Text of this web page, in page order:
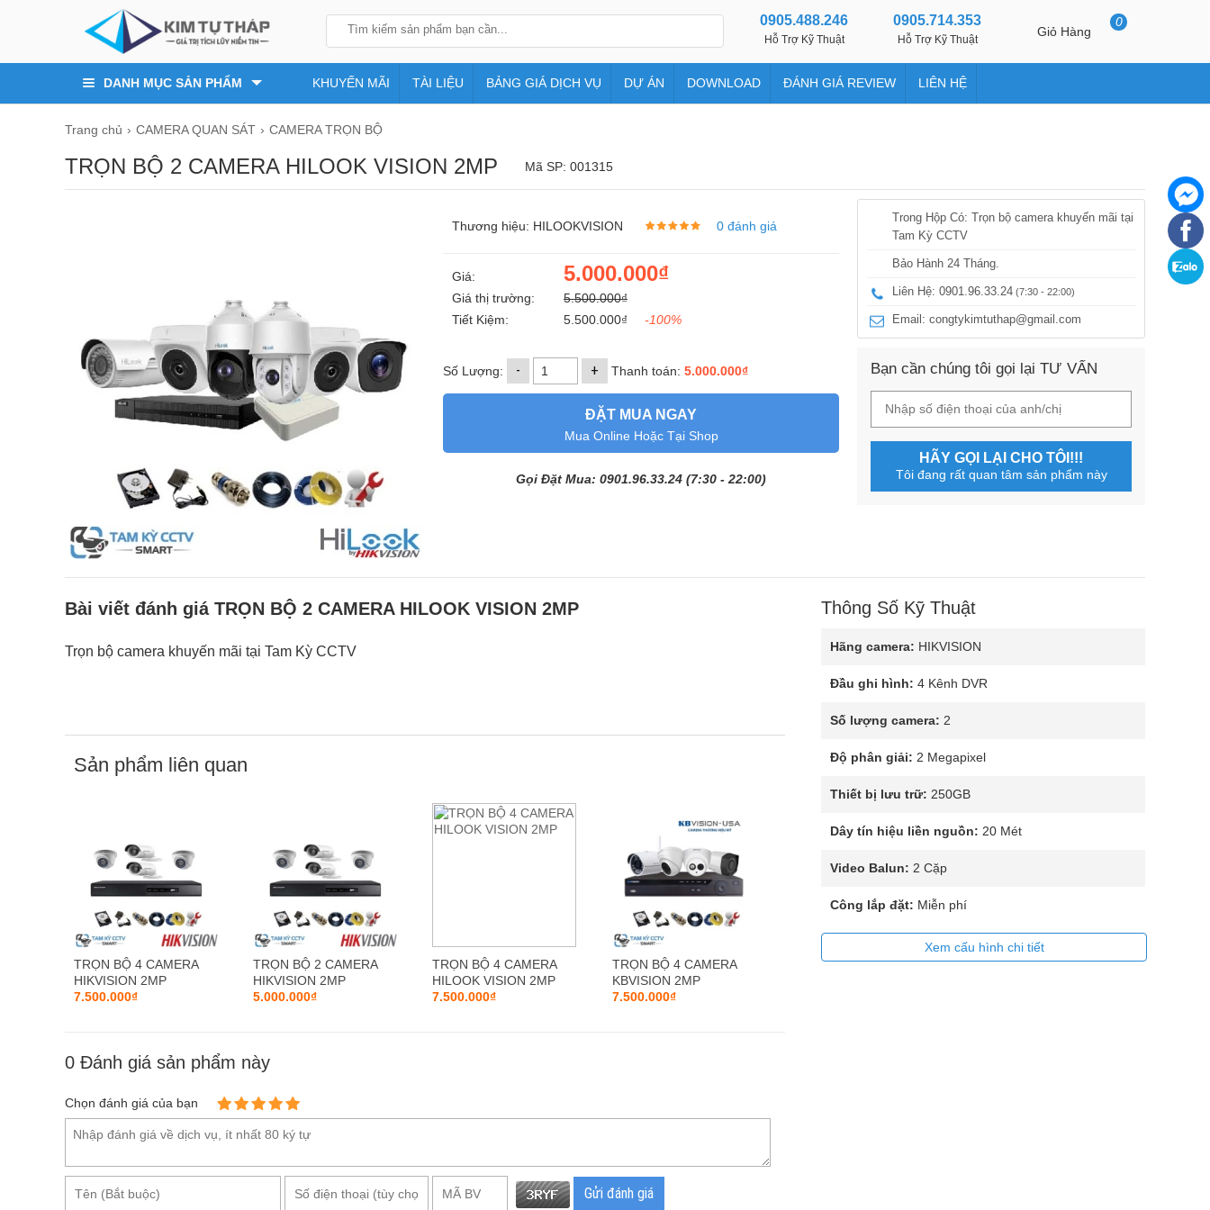
0905.488.246
Hỗ Trợ Kỹ Thuật
0905.714.353
Hỗ Trợ Kỹ Thuật
Giỏ Hàng
0
DANH MỤC SẢN PHẨM KHUYẾN MÃI TÀI LIỆU BẢNG GIÁ DỊCH VỤ DỰ ÁN DOWNLOAD ĐÁNH GIÁ REVIEW LIÊN HỆ
Trang chủ CAMERA QUAN SÁT CAMERA TRỌN BỘ
TRỌN BỘ 2 CAMERA HILOOK VISION 2MP Mã SP: 001315
Thương hiệu: HILOOKVISION 0 đánh giá
Giá: 5.000.000₫
Giá thị trường:
5.500.000₫
Tiết Kiệm:
5.500.000₫ -100%
Số Lượng: - + Thanh toán: 5.000.000₫
ĐẶT MUA NGAY
Mua Online Hoặc Tại Shop
Gọi Đặt Mua: 0901.96.33.24 (7:30 - 22:00)
Trong Hộp Có: Trọn bộ camera khuyến mãi tại
Tam Kỳ CCTV
Bảo Hành 24 Tháng.
Liên Hệ: 0901.96.33.24 (7:30 - 22:00)
Email: congtykimtuthap@gmail.com
Bạn cần chúng tôi gọi lại TƯ VẤN
HÃY GỌI LẠI CHO TÔI!!!
Tôi đang rất quan tâm sản phẩm này
Bài viết đánh giá TRỌN BỘ 2 CAMERA HILOOK VISION 2MP
Trọn bộ camera khuyến mãi tại Tam Kỳ CCTV
Sản phẩm liên quan
TRỌN BỘ 4 CAMERA
HIKVISION 2MP
7.500.000₫
TRỌN BỘ 2 CAMERA
HIKVISION 2MP
5.000.000₫
TRỌN BỘ 4 CAMERA
HILOOK VISION 2MP
7.500.000₫
TRỌN BỘ 4 CAMERA
KBVISION 2MP
7.500.000₫
0 Đánh giá sản phẩm này
Chọn đánh giá của bạn
Gửi đánh giá
Thông Số Kỹ Thuật
Hãng camera: HIKVISION
Đầu ghi hình: 4 Kênh DVR
Số lượng camera: 2
Độ phân giải: 2 Megapixel
Thiết bị lưu trữ: 250GB
Dây tín hiệu liền nguồn: 20 Mét
Video Balun: 2 Cặp
Công lắp đặt: Miễn phí
Xem cấu hình chi tiết